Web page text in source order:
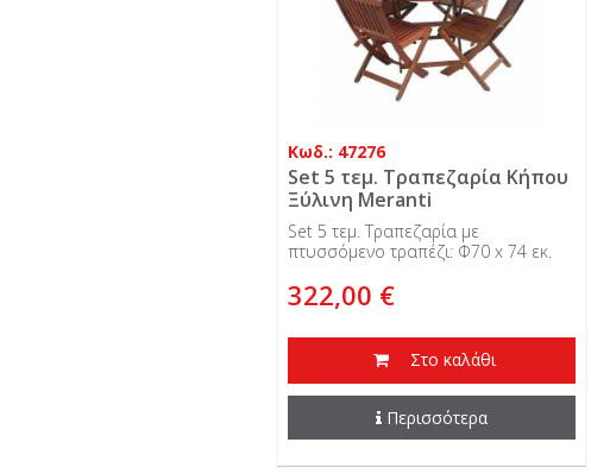
Κωδ.: 47276
Set 5 τεμ. Τραπεζαρία Κήπου
Ξύλινη Meranti
Set 5 τεμ. Τραπεζαρία με
πτυσσόμενο τραπέζι: Φ70 x 74 εκ.
322,00 €
Στο καλάθι
Περισσότερα